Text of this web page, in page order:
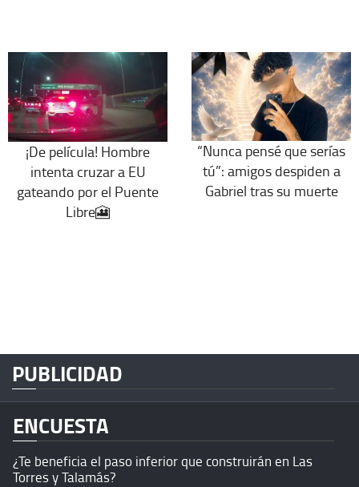
¡De película! Hombre
intenta cruzar a EU
gateando por el Puente
Libre🎦
“Nunca pensé que serías
tú”: amigos despiden a
Gabriel tras su muerte
PUBLICIDAD
ENCUESTA
¿Te beneficia el paso inferior que construirán en Las
Torres y Talamás?